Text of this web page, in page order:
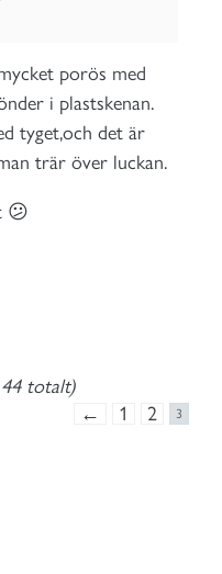
porös med
i plastskenan.
tyget,och det är
trär över luckan.
😕
totalt)
←
1 2 3